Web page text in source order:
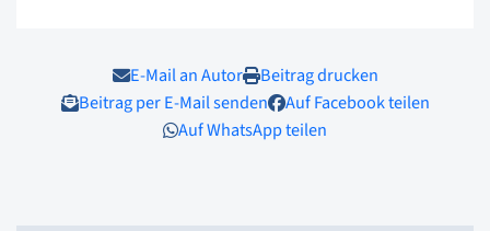
E-Mail an Autor
Beitrag drucken
Beitrag per E-Mail senden
Auf Facebook teilen
Auf WhatsApp teilen